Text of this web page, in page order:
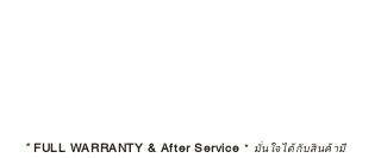
*FULL WARRANTY & After Service * มั่นใจได้กับสินค้ามี